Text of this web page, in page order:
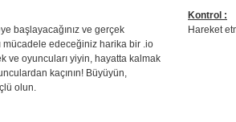
başlayacağınız ve gerçek
mücadele edeceğiniz harika bir .io
ve oyuncuları yiyin, hayatta kalmak
kaçının! Büyüyün,
olun.
Kontrol :
Hareket